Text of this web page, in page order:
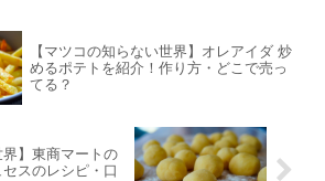
【マツコの知らない世界】オレアイダ 炒
めるポテトを紹介！作り方・どこで売っ
てる？
界】東商マートの
スのレシピ・口